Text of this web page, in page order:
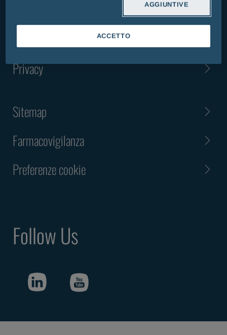
Termini & Condizioni
Privacy
Sitemap
Farmacovigilanza
Preferenze cookie
Follow Us
AGGIUNTIVE
ACCETTO